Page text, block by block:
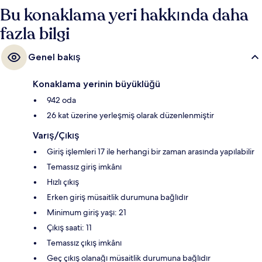
konforlu yataklar misafirlerden tam not alıyor.
Bu konaklama yeri hakkında daha
fazla bilgi
Genel bakış
Konaklama yerinin büyüklüğü
942 oda
26 kat üzerine yerleşmiş olarak düzenlenmiştir
Varış/Çıkış
Giriş işlemleri 17 ile herhangi bir zaman arasında yapılabilir
Temassız giriş imkânı
Hızlı çıkış
Erken giriş müsaitlik durumuna bağlıdır
Minimum giriş yaşı: 21
Çıkış saati: 11
Temassız çıkış imkânı
Geç çıkış olanağı müsaitlik durumuna bağlıdır